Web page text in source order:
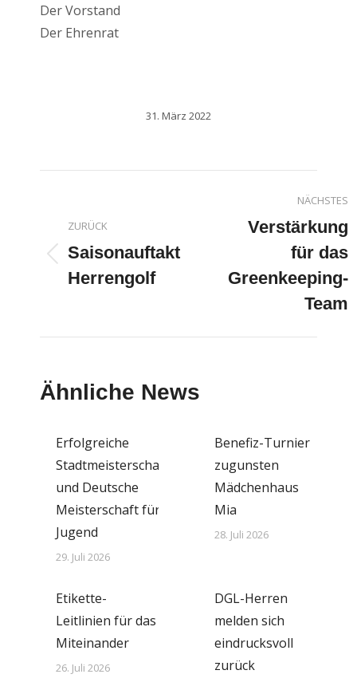
Der Vorstand
Der Ehrenrat
31. März 2022
ZURÜCK
Vorheriger
Beitrag:
Saisonauftakt
Herrengolf
NÄCHSTES
Beitrag:
Verstärkung
für das
Greenkeeping-
Team
Ähnliche News
Erfolgreiche
Stadtmeisterschaften
und Deutsche
Meisterschaft für die
Jugend
29. Juli 2026
Benefiz-Turnier
zugunsten
Mädchenhaus
Mia
28. Juli 2026
Etikette-
Leitlinien für das
Miteinander
26. Juli 2026
DGL-Herren
melden sich
eindrucksvoll
zurück